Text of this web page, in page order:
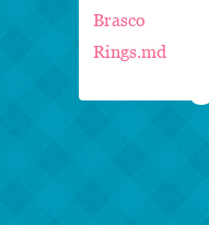
Brasco
Rings.md